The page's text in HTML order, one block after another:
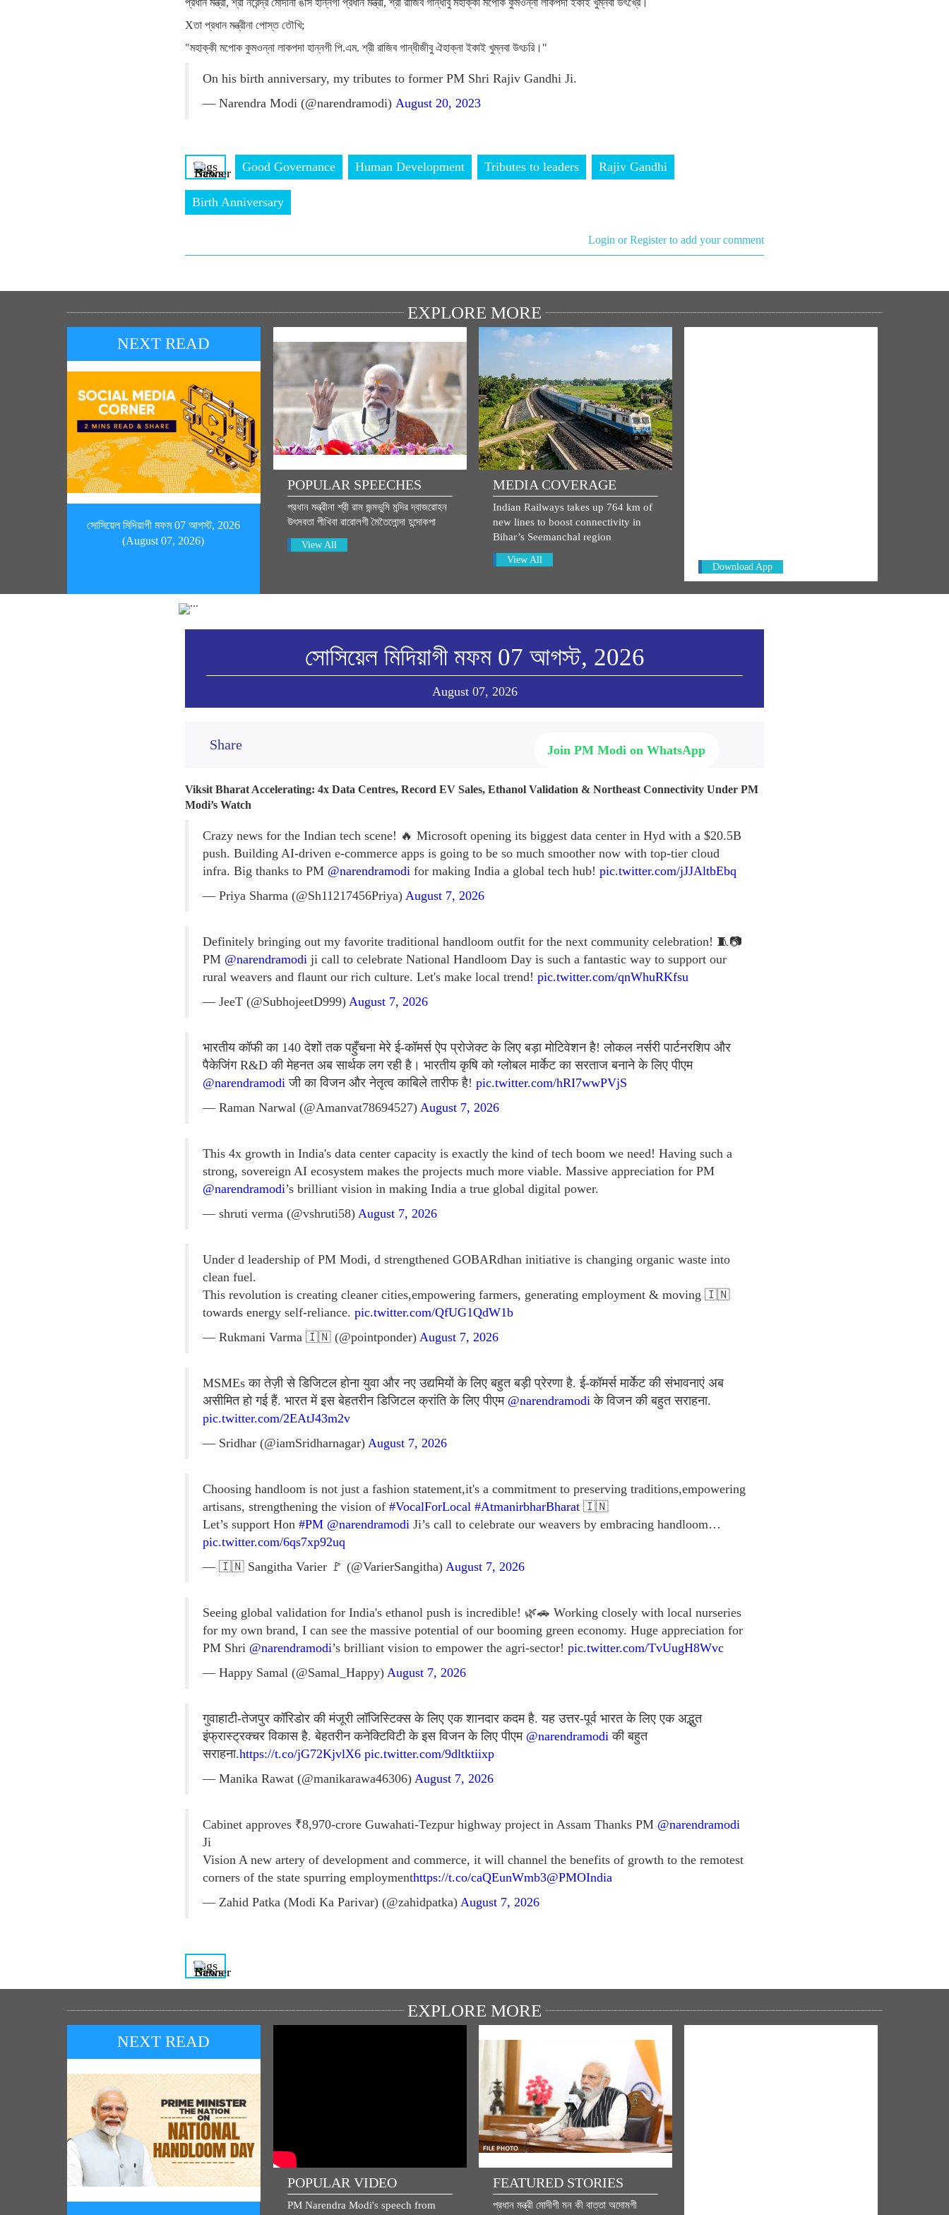
প্রধান মন্ত্রী, শ্রী নরেন্দ্র মোদীনা ঙসি হান্নগী প্রধান মন্ত্রী, শ্রী রাজিব গান্ধীবু মহাক্কী মপোক কুমওন্না লাকপদা ইকাই খুম্নবা উৎখ্রে।
Xতা প্রধান মন্ত্রীনা পোস্ত তৌখি;
"মহাক্কী মপোক কুমওন্না লাকপদা হান্নগী পি.এম. শ্রী রাজিব গান্ধীজীবু ঐহাক্না ইকাই খুম্নবা উৎচরি।"
On his birth anniversary, my tributes to former PM Shri Rajiv Gandhi Ji.
— Narendra Modi (@narendramodi) August 20, 2023
Tags Good Governance Human Development Tributes to leaders Rajiv Gandhi
Birth Anniversary
Login or Register to add your comment
EXPLORE MORE
NEXT READ
সোসিয়েল মিদিয়াগী মফম 07 আগস্ট, 2026
(August 07, 2026)
POPULAR SPEECHES
প্রধান মন্ত্রীনা শ্রী রাম জন্মভুমি মন্দির দ্বাজরোহন
উৎসবতা পীখিবা ৱারোলগী মৈতৈলোন্দা হন্দোকপা
View All
MEDIA COVERAGE
Indian Railways takes up 764 km of
new lines to boost connectivity in
Bihar’s Seemanchal region
View All
Download App
সোসিয়েল মিদিয়াগী মফম 07 আগস্ট, 2026
August 07, 2026
Share Join PM Modi on WhatsApp
Viksit Bharat Accelerating: 4x Data Centres, Record EV Sales, Ethanol Validation & Northeast Connectivity Under PM
Modi’s Watch
Crazy news for the Indian tech scene! 🔥 Microsoft opening its biggest data center in Hyd with a $20.5B
push. Building AI-driven e-commerce apps is going to be so much smoother now with top-tier cloud
infra. Big thanks to PM @narendramodi for making India a global tech hub! pic.twitter.com/jJJAltbEbq
— Priya Sharma (@Sh11217456Priya) August 7, 2026
Definitely bringing out my favorite traditional handloom outfit for the next community celebration! 🧵📷
PM @narendramodi ji call to celebrate National Handloom Day is such a fantastic way to support our
rural weavers and flaunt our rich culture. Let's make local trend! pic.twitter.com/qnWhuRKfsu
— JeeT (@SubhojeetD999) August 7, 2026
भारतीय कॉफी का 140 देशों तक पहुँचना मेरे ई-कॉमर्स ऐप प्रोजेक्ट के लिए बड़ा मोटिवेशन है! लोकल नर्सरी पार्टनरशिप और
पैकेजिंग R&D की मेहनत अब सार्थक लग रही है। भारतीय कृषि को ग्लोबल मार्केट का सरताज बनाने के लिए पीएम
@narendramodi जी का विजन और नेतृत्व काबिले तारीफ है! pic.twitter.com/hRI7wwPVjS
— Raman Narwal (@Amanvat78694527) August 7, 2026
This 4x growth in India's data center capacity is exactly the kind of tech boom we need! Having such a
strong, sovereign AI ecosystem makes the projects much more viable. Massive appreciation for PM
@narendramodi’s brilliant vision in making India a true global digital power.
— shruti verma (@vshruti58) August 7, 2026
Under d leadership of PM Modi, d strengthened GOBARdhan initiative is changing organic waste into
clean fuel.
This revolution is creating cleaner cities,empowering farmers, generating employment & moving 🇮🇳
towards energy self-reliance. pic.twitter.com/QfUG1QdW1b
— Rukmani Varma 🇮🇳 (@pointponder) August 7, 2026
MSMEs का तेज़ी से डिजिटल होना युवा और नए उद्यमियों के लिए बहुत बड़ी प्रेरणा है. ई-कॉमर्स मार्केट की संभावनाएं अब
असीमित हो गई हैं. भारत में इस बेहतरीन डिजिटल क्रांति के लिए पीएम @narendramodi के विजन की बहुत सराहना.
pic.twitter.com/2EAtJ43m2v
— Sridhar (@iamSridharnagar) August 7, 2026
Choosing handloom is not just a fashion statement,it's a commitment to preserving traditions,empowering
artisans, strengthening the vision of #VocalForLocal #AtmanirbharBharat 🇮🇳
Let’s support Hon #PM @narendramodi Ji’s call to celebrate our weavers by embracing handloom…
pic.twitter.com/6qs7xp92uq
— 🇮🇳 Sangitha Varier 🚩 (@VarierSangitha) August 7, 2026
Seeing global validation for India's ethanol push is incredible! 🌿🚗 Working closely with local nurseries
for my own brand, I can see the massive potential of our booming green economy. Huge appreciation for
PM Shri @narendramodi’s brilliant vision to empower the agri-sector! pic.twitter.com/TvUugH8Wvc
— Happy Samal (@Samal_Happy) August 7, 2026
गुवाहाटी-तेजपुर कॉरिडोर की मंजूरी लॉजिस्टिक्स के लिए एक शानदार कदम है. यह उत्तर-पूर्व भारत के लिए एक अद्भुत
इंफ्रास्ट्रक्चर विकास है. बेहतरीन कनेक्टिविटी के इस विजन के लिए पीएम @narendramodi की बहुत
सराहना.https://t.co/jG72KjvlX6 pic.twitter.com/9dltktiixp
— Manika Rawat (@manikarawa46306) August 7, 2026
Cabinet approves ₹8,970-crore Guwahati-Tezpur highway project in Assam Thanks PM @narendramodi
Ji
Vision A new artery of development and commerce, it will channel the benefits of growth to the remotest
corners of the state spurring employmenthttps://t.co/caQEunWmb3@PMOIndia
— Zahid Patka (Modi Ka Parivar) (@zahidpatka) August 7, 2026
Tags
EXPLORE MORE
NEXT READ
POPULAR VIDEO
PM Narendra Modi's speech from
FEATURED STORIES
প্রধান মন্ত্রী মোদীগী মন কী বাত্তা অদোমগী